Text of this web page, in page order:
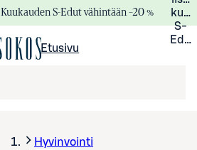
Kuukauden S-Edut vähintään –20 %
S-
Etusivu
Hyvinvointi